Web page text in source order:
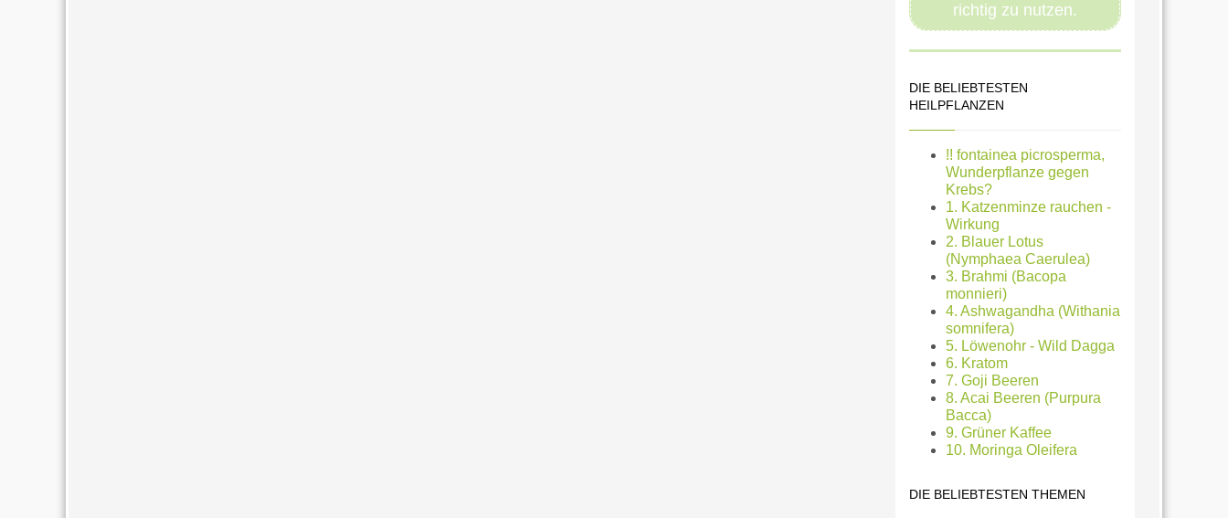
richtig zu nutzen.
DIE BELIEBTESTEN
HEILPFLANZEN
!! fontainea picrosperma,
Wunderpflanze gegen
Krebs?
1. Katzenminze rauchen -
Wirkung
2. Blauer Lotus
(Nymphaea Caerulea)
3. Brahmi (Bacopa
monnieri)
4. Ashwagandha (Withania
somnifera)
5. Löwenohr - Wild Dagga
6. Kratom
7. Goji Beeren
8. Acai Beeren (Purpura
Bacca)
9. Grüner Kaffee
10. Moringa Oleifera
DIE BELIEBTESTEN THEMEN